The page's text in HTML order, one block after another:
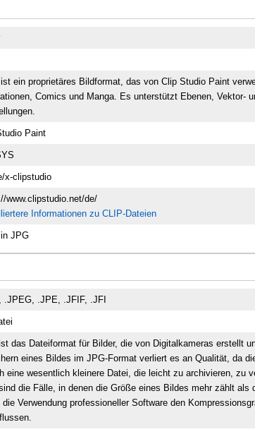
ein proprietäres Bildformat, das von Clip Studio Paint
Comics und Manga. Es unterstützt Ebenen, Vektor-
Paint
x-clipstudio
www.clipstudio.net/de/
Informationen zu CLIP-Dateien
JPG
.JPEG, .JPE, .JFIF, .JFI
das Dateiformat für Bilder, die von Digitalkameras erstellt
eines Bildes im JPG-Format verliert es an Qualität, da
eine wesentlich kleinere Datei, die leicht zu archivieren, zu
die Fälle, in denen die Größe eines Bildes mehr zählt
die Verwendung professioneller Software den